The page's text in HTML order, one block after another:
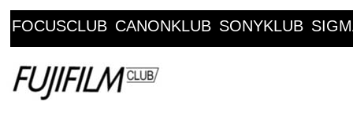
FOCUSCLUB CANONKLUB SONYKLUB